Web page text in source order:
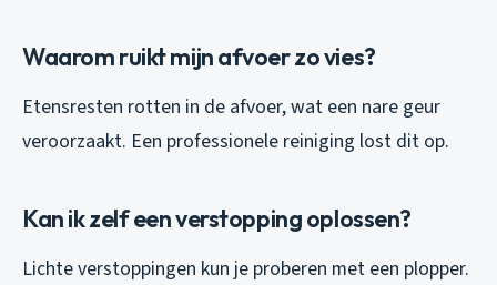
Waarom ruikt mijn afvoer zo vies?
Etensresten rotten in de afvoer, wat een nare geur
veroorzaakt. Een professionele reiniging lost dit op.
Kan ik zelf een verstopping oplossen?
Lichte verstoppingen kun je proberen met een plopper.